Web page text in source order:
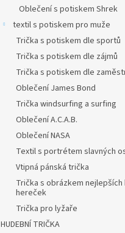
Oblečení s potiskem Shrek
textil s potiskem pro muže
Trička s potiskem dle sportů
Trička s potiskem dle zájmů
Trička s potiskem dle
Oblečení James Bond
Trička windsurfing a surfing
Oblečení A.C.A.B.
Oblečení NASA
Textil s portrétem slavných
Vtipná pánská trička
Trička s obrázkem nejlepších
hereček
Trička pro lyžaře
HUDEBNÍ TRIČKA